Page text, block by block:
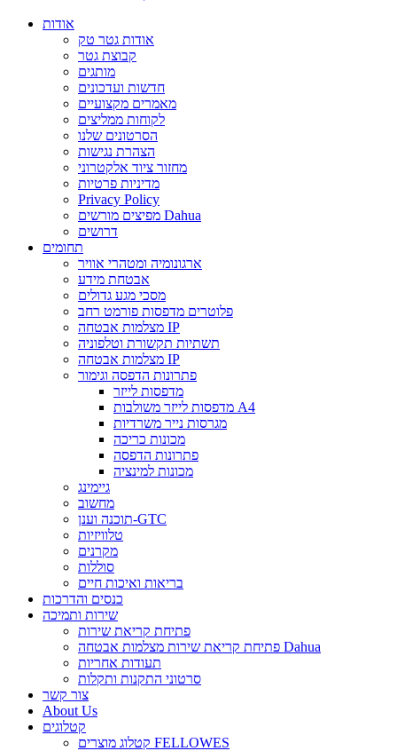
אודות
אודות גטר טק
קבוצת גטר
מותגים
חדשות ועדכונים
מאמרים מקצועיים
לקוחות ממליצים
הסרטונים שלנו
הצהרת נגישות
מחזור ציוד אלקטרוני
מדיניות פרטיות
Privacy Policy
מפיצים מורשים Dahua
דרושים
תחומים
ארגונומיה ומטהרי אוויר
אבטחת מידע
מסכי מגע גדולים
פלוטרים מדפסות פורמט רחב
מצלמות אבטחה IP
תשתיות תקשורת וטלפוניה
מצלמות אבטחה IP
פתרונות הדפסה וגימור
מדפסות לייזר
מדפסות לייזר משולבות A4
מגרסות נייר משרדיות
מכונות כריכה
פתרונות הדפסה
מכונות למינציה
גיימינג
מחשוב
תוכנה וענן-GTC
טלוויזיות
מקרנים
סוללות
בריאות ואיכות חיים
כנסים והדרכות
שירות ותמיכה
פתיחת קריאת שירות
פתיחת קריאת שירות מצלמות אבטחה Dahua
תעודות אחריות
סרטוני התקנות ותקלות
צור קשר
About Us
קטלוגים
קטלוג מוצרים FELLOWES